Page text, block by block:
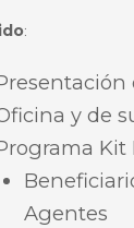
:
y de
Kit
Agentes